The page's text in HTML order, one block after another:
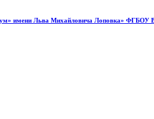
имени Льва Михайловича Лоповка» ФГБОУ